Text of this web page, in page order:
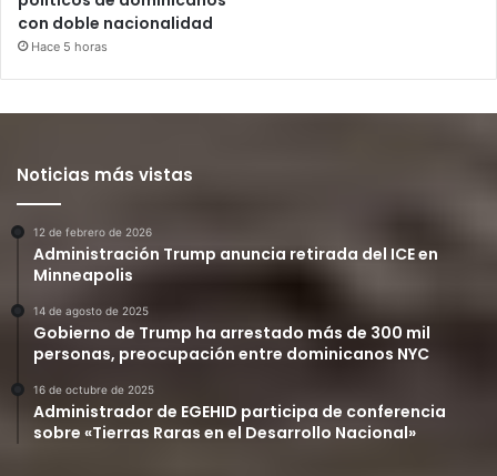
con doble nacionalidad
Hace 5 horas
Noticias más vistas
12 de febrero de 2026
Administración Trump anuncia retirada del ICE en
Minneapolis
14 de agosto de 2025
Gobierno de Trump ha arrestado más de 300 mil
personas, preocupación entre dominicanos NYC
16 de octubre de 2025
Administrador de EGEHID participa de conferencia
sobre «Tierras Raras en el Desarrollo Nacional»